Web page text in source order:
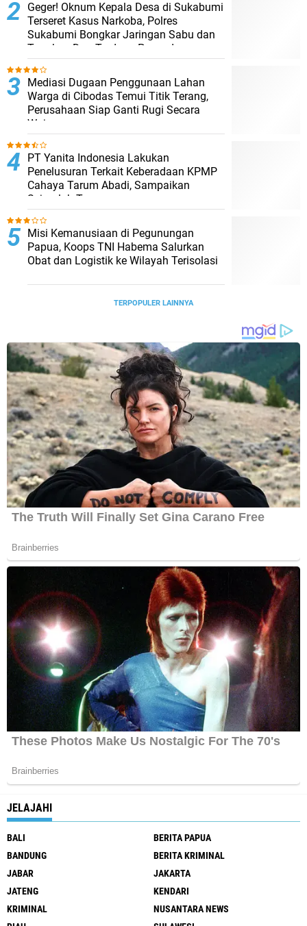
Geger! Oknum Kepala Desa di Sukabumi
Terseret Kasus Narkoba, Polres
Sukabumi Bongkar Jaringan Sabu dan
Tangkap Dua Terduga Pengedar
Mediasi Dugaan Penggunaan Lahan
Warga di Cibodas Temui Titik Terang,
Perusahaan Siap Ganti Rugi Secara
Wajar
PT Yanita Indonesia Lakukan
Penelusuran Terkait Keberadaan KPMP
Cahaya Tarum Abadi, Sampaikan
Sejumlah Temuan
Misi Kemanusiaan di Pegunungan
Papua, Koops TNI Habema Salurkan
Obat dan Logistik ke Wilayah Terisolasi
TERPOPULER LAINNYA
JELAJAHI
BALI
BERITA PAPUA
BANDUNG
BERITA KRIMINAL
JABAR
JAKARTA
JATENG
KENDARI
KRIMINAL
NUSANTARA NEWS